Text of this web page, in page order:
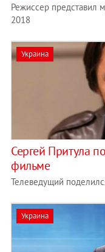
Режиссер представил
2018
Украина
Сергей Притула
фильме
Телеведущий
Украина